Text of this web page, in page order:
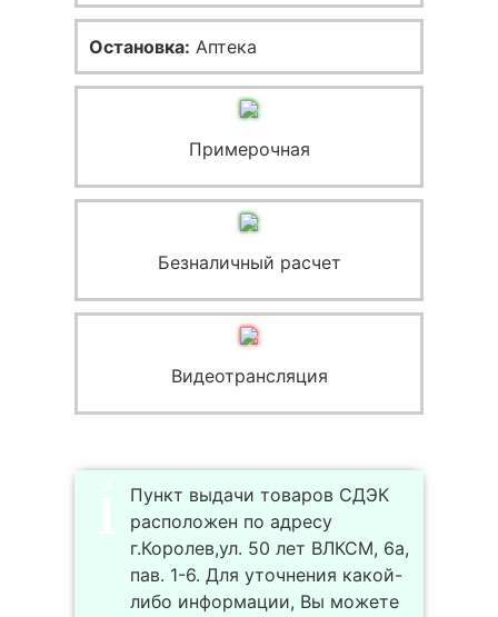
Остановка: Аптека
Примерочная
Безналичный расчет
Видеотрансляция
Пункт выдачи товаров СДЭК
расположен по адресу
г.Королев,ул. 50 лет ВЛКСМ, 6а,
пав. 1-6. Для уточнения какой-
либо информации, Вы можете